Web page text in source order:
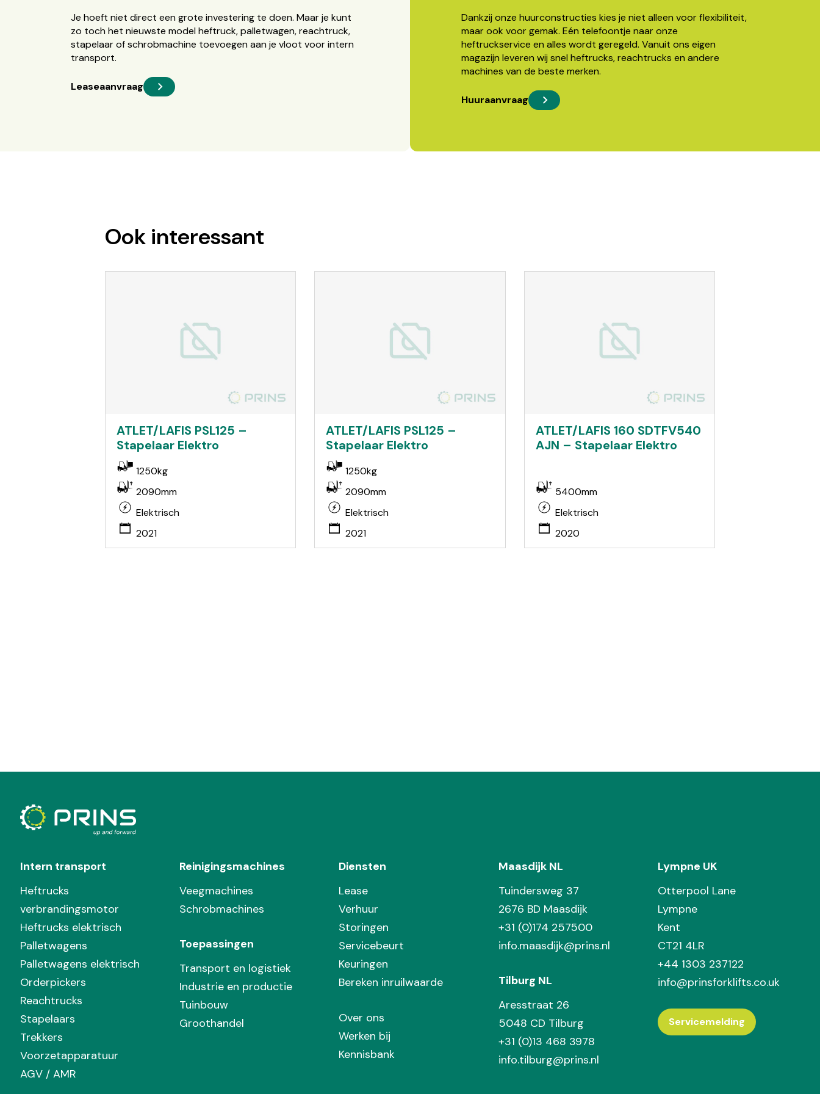
Je hoeft niet direct een grote investering te doen. Maar je kunt
zo toch het nieuwste model heftruck, palletwagen, reachtruck,
stapelaar of schrobmachine toevoegen aan je vloot voor intern
transport.
Leaseaanvraag
Dankzij onze huurconstructies kies je niet alleen voor flexibiliteit,
maar ook voor gemak. Eén telefoontje naar onze
heftruckservice en alles wordt geregeld. Vanuit ons eigen
magazijn leveren wij snel heftrucks, reachtrucks en andere
machines van de beste merken.
Huuraanvraag
Ook interessant
ATLET/LAFIS PSL125 –
Stapelaar Elektro
1250kg
2090mm
Elektrisch
2021
ATLET/LAFIS PSL125 –
Stapelaar Elektro
1250kg
2090mm
Elektrisch
2021
ATLET/LAFIS 160 SDTFV540
AJN – Stapelaar Elektro
5400mm
Elektrisch
2020
Intern transport
Heftrucks
verbrandingsmotor
Heftrucks elektrisch
Palletwagens
Palletwagens elektrisch
Orderpickers
Reachtrucks
Stapelaars
Trekkers
Voorzetapparatuur
AGV / AMR
Reinigingsmachines
Veegmachines
Schrobmachines
Toepassingen
Transport en logistiek
Industrie en productie
Tuinbouw
Groothandel
Diensten
Lease
Verhuur
Storingen
Servicebeurt
Keuringen
Bereken inruilwaarde
Over ons
Werken bij
Kennisbank
Maasdijk NL
Tuindersweg 37
2676 BD Maasdijk
+31 (0)174 257500
info.maasdijk@prins.nl
Tilburg NL
Aresstraat 26
5048 CD Tilburg
+31 (0)13 468 3978
info.tilburg@prins.nl
Lympne UK
Otterpool Lane
Lympne
Kent
CT21 4LR
+44 1303 237122
info@prinsforklifts.co.uk
Servicemelding